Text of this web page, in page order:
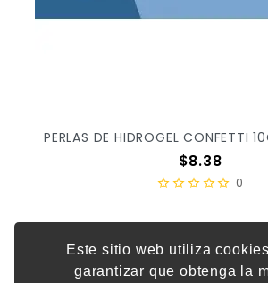
Este sitio web utiliza
garantizar que obtenga la
Precio
$8.38
0